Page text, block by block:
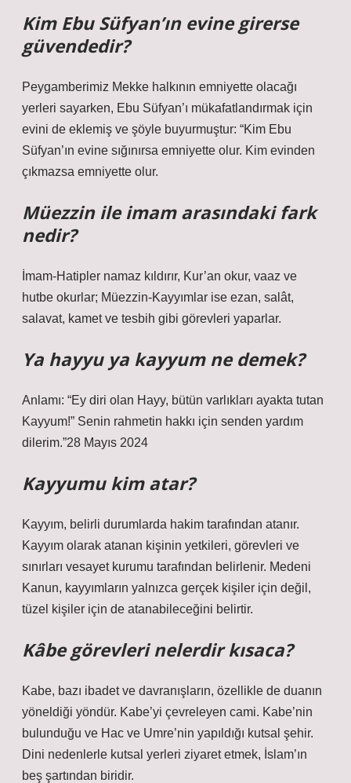
Kim Ebu Süfyan’ın evine girerse
güvendedir?
Peygamberimiz Mekke halkının emniyette olacağı
yerleri sayarken, Ebu Süfyan’ı mükafatlandırmak için
evini de eklemiş ve şöyle buyurmuştur: “Kim Ebu
Süfyan’ın evine sığınırsa emniyette olur. Kim evinden
çıkmazsa emniyette olur.
Müezzin ile imam arasındaki fark
nedir?
İmam-Hatipler namaz kıldırır, Kur’an okur, vaaz ve
hutbe okurlar; Müezzin-Kayyımlar ise ezan, salât,
salavat, kamet ve tesbih gibi görevleri yaparlar.
Ya hayyu ya kayyum ne demek?
Anlamı: “Ey diri olan Hayy, bütün varlıkları ayakta tutan
Kayyum!” Senin rahmetin hakkı için senden yardım
dilerim.”28 Mayıs 2024
Kayyumu kim atar?
Kayyım, belirli durumlarda hakim tarafından atanır.
Kayyım olarak atanan kişinin yetkileri, görevleri ve
sınırları vesayet kurumu tarafından belirlenir. Medeni
Kanun, kayyımların yalnızca gerçek kişiler için değil,
tüzel kişiler için de atanabileceğini belirtir.
Kâbe görevleri nelerdir kısaca?
Kabe, bazı ibadet ve davranışların, özellikle de duanın
yöneldiği yöndür. Kabe’yi çevreleyen cami. Kabe’nin
bulunduğu ve Hac ve Umre’nin yapıldığı kutsal şehir.
Dini nedenlerle kutsal yerleri ziyaret etmek, İslam’ın
beş şartından biridir.